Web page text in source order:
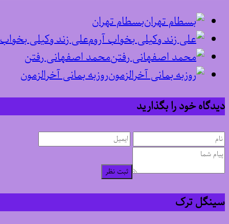
بسطام تهران
علی زند وکیلی
محمد اصفهانی رفتن
روزبه بمانی آخرالزمون
دیدگاه خود را بگذارید
ثبت نظر
سینگل ترک